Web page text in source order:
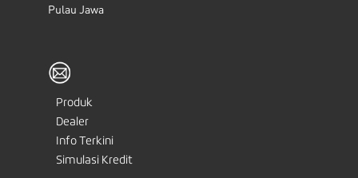
Pulau Jawa
Produk
Dealer
Info Terkini
Simulasi Kredit